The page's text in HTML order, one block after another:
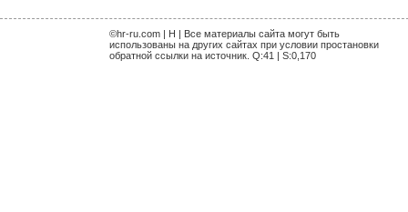
©hr-ru.com | H | Все материалы сайта могут быть
использованы на других сайтах при условии простановки
обратной ссылки на источник. Q:41 | S:0,170